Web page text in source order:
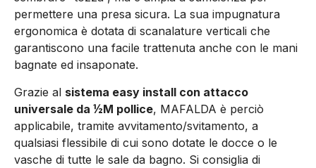
permettere una presa sicura. La sua impugnatura
ergonomica è dotata di scanalature verticali che
garantiscono una facile trattenuta anche con le mani
bagnate ed insaponate.
Grazie al sistema easy install con attacco
universale da ½M pollice, MAFALDA è perciò
applicabile, tramite avvitamento/svitamento, a
qualsiasi flessibile di cui sono dotate le docce o le
vasche di tutte le sale da bagno. Si consiglia di